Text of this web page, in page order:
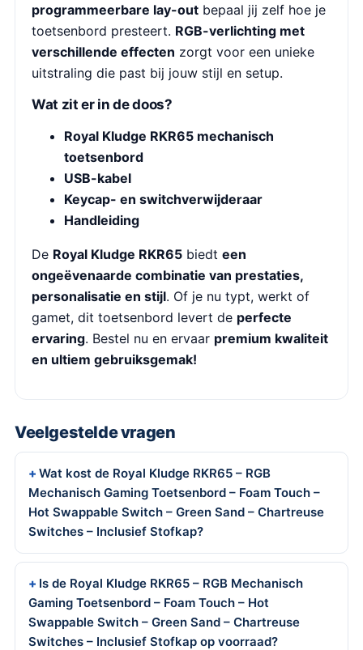
programmeerbare lay-out bepaal jij zelf hoe je
toetsenbord presteert. RGB-verlichting met
verschillende effecten zorgt voor een unieke
uitstraling die past bij jouw stijl en setup.
Wat zit er in de doos?
Royal Kludge RKR65 mechanisch
toetsenbord
USB-kabel
Keycap- en switchverwijderaar
Handleiding
De Royal Kludge RKR65 biedt een
ongeëvenaarde combinatie van prestaties,
personalisatie en stijl. Of je nu typt, werkt of
gamet, dit toetsenbord levert de perfecte
ervaring. Bestel nu en ervaar premium kwaliteit
en ultiem gebruiksgemak!
Veelgestelde vragen
Wat kost de Royal Kludge RKR65 – RGB
Mechanisch Gaming Toetsenbord – Foam Touch –
Hot Swappable Switch – Green Sand – Chartreuse
Switches – Inclusief Stofkap?
Is de Royal Kludge RKR65 – RGB Mechanisch
Gaming Toetsenbord – Foam Touch – Hot
Swappable Switch – Green Sand – Chartreuse
Switches – Inclusief Stofkap op voorraad?